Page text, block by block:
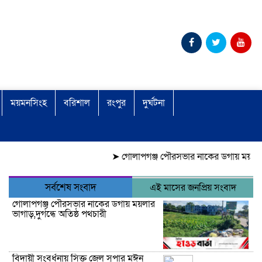
ময়মনসিংহ বরিশাল রংপুর
দুর্ঘটনা
গোলাপগঞ্জ পৌরসভার নাকের ডগায় ময়লার
সর্বশেষ সংবাদ
এই মাসের জনপ্রিয় সংবাদ
গোলাপগঞ্জ পৌরসভার নাকের ডগায় ময়লার
ভাগাড়,দুর্গন্ধে অতিষ্ঠ পথচারী
বিদায়ী সংবর্ধনায় সিক্ত জেল সুপার মঈন